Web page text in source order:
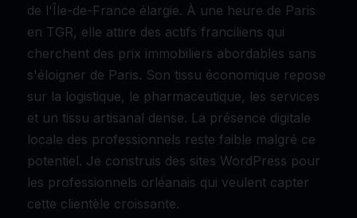
de l'Île-de-France élargie. À une heure de Paris
en TGR, elle attire des actifs franciliens qui
cherchent des prix immobiliers abordables sans
s'éloigner de Paris. Son tissu économique repose
sur la logistique, le pharmaceutique, les services
et un tissu artisanal dense. La présence digitale
locale des professionnels reste faible malgré ce
potentiel. Je construis des sites WordPress pour
les professionnels orléanais qui veulent capter
cette clientèle croissante.